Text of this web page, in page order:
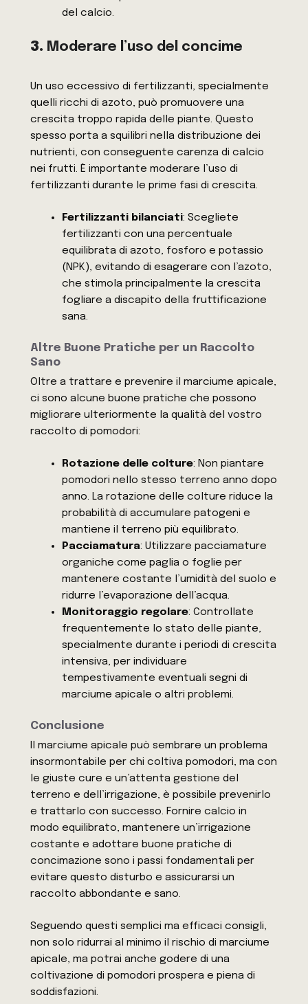
del calcio.
3. Moderare l’uso del concime
Un uso eccessivo di fertilizzanti, specialmente
quelli ricchi di azoto, può promuovere una
crescita troppo rapida delle piante. Questo
spesso porta a squilibri nella distribuzione dei
nutrienti, con conseguente carenza di calcio
nei frutti. È importante moderare l’uso di
fertilizzanti durante le prime fasi di crescita.
Fertilizzanti bilanciati: Scegliete
fertilizzanti con una percentuale
equilibrata di azoto, fosforo e potassio
(NPK), evitando di esagerare con l’azoto,
che stimola principalmente la crescita
fogliare a discapito della fruttificazione
sana.
Altre Buone Pratiche per un Raccolto
Sano
Oltre a trattare e prevenire il marciume apicale,
ci sono alcune buone pratiche che possono
migliorare ulteriormente la qualità del vostro
raccolto di pomodori:
Rotazione delle colture: Non piantare
pomodori nello stesso terreno anno dopo
anno. La rotazione delle colture riduce la
probabilità di accumulare patogeni e
mantiene il terreno più equilibrato.
Pacciamatura: Utilizzare pacciamature
organiche come paglia o foglie per
mantenere costante l’umidità del suolo e
ridurre l’evaporazione dell’acqua.
Monitoraggio regolare: Controllate
frequentemente lo stato delle piante,
specialmente durante i periodi di crescita
intensiva, per individuare
tempestivamente eventuali segni di
marciume apicale o altri problemi.
Conclusione
Il marciume apicale può sembrare un problema
insormontabile per chi coltiva pomodori, ma con
le giuste cure e un’attenta gestione del
terreno e dell’irrigazione, è possibile prevenirlo
e trattarlo con successo. Fornire calcio in
modo equilibrato, mantenere un’irrigazione
costante e adottare buone pratiche di
concimazione sono i passi fondamentali per
evitare questo disturbo e assicurarsi un
raccolto abbondante e sano.
Seguendo questi semplici ma efficaci consigli,
non solo ridurrai al minimo il rischio di marciume
apicale, ma potrai anche godere di una
coltivazione di pomodori prospera e piena di
soddisfazioni.